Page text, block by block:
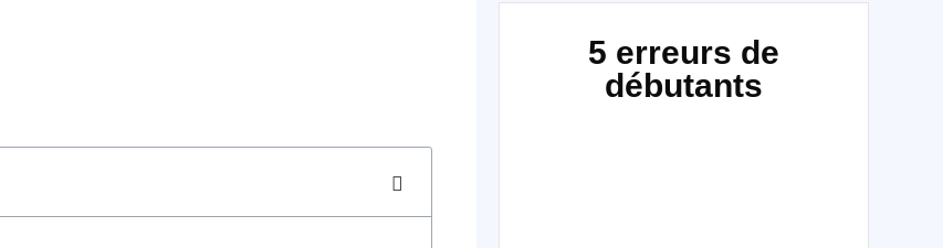
5 erreurs de
débutants